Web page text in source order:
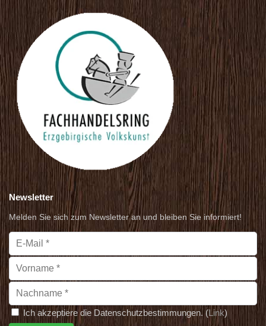
Newsletter
Melden Sie sich zum Newsletter an und bleiben Sie informiert!
Ich akzeptiere die Datenschutzbestimmungen. (Link)